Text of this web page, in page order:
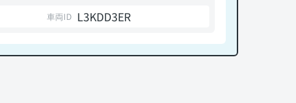
車両ID L3KDD3ER